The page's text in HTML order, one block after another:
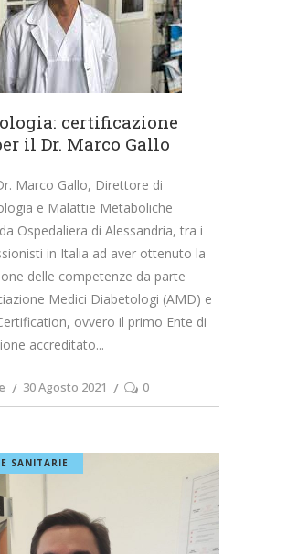
certificazione
il Dr. Marco Gallo
Marco Gallo, Direttore di
e Malattie Metaboliche
Ospedaliera di Alessandria, tra i
in Italia ad aver ottenuto la
delle competenze da parte
Medici Diabetologi (AMD) e
ovvero il primo Ente di
accreditato
30 Agosto 2021 0
SANITARIE